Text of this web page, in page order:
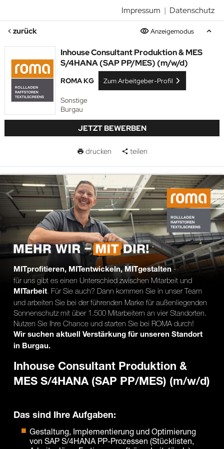
Impressum | Datenschutz
zurück Anzeigemodus
Inhouse Consultant Produktion & MES
S/4HANA (SAP PP/MES) (m/w/d)
ROMA KG Zum Arbeitgeber-Profil
Sonstige
Burgau
JETZT BEWERBEN
drucken teilen
Karte anzeigen